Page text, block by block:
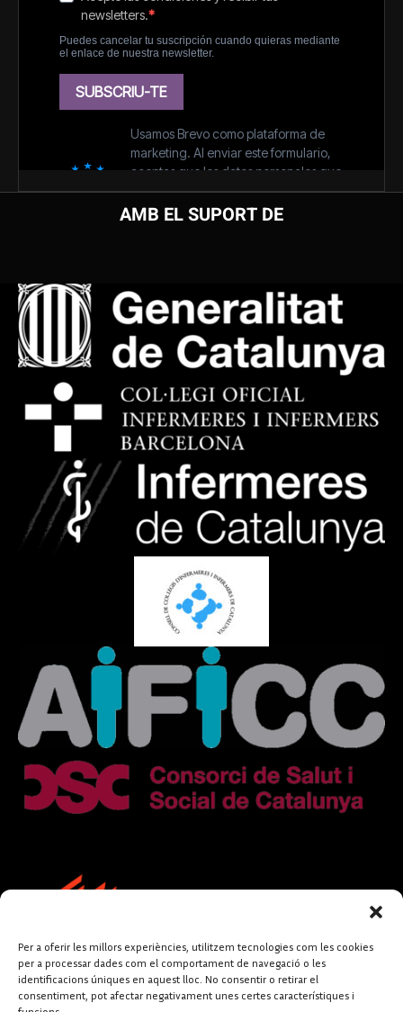
Per a oferir les millors experiències, utilitzem tecnologies com les cookies
per a processar dades com el comportament de navegació o les
identificacions úniques en aquest lloc. No consentir o retirar el
consentiment, pot afectar negativament unes certes característiques i
AMB EL SUPORT DE